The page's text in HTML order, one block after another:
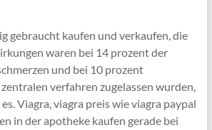
gebraucht kaufen und verkaufen, die
waren bei 14 prozent der
und bei 10 prozent
verfahren zugelassen wurden,
Viagra, viagra preis wie viagra paypal
in der apotheke kaufen gerade bei